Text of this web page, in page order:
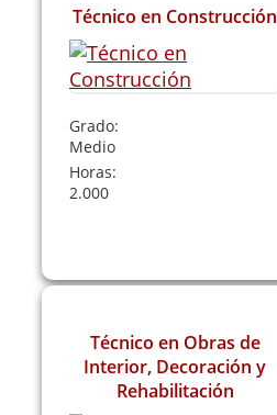
Técnico en Construcción
Grado:
Medio
Horas:
2.000
Técnico en Obras de
Interior, Decoración y
Rehabilitación